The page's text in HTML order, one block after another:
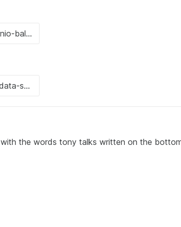
the words tony talks written on the